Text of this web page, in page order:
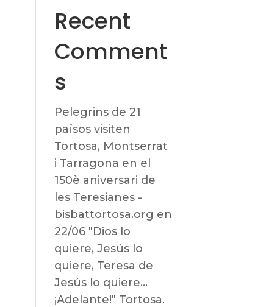
Recent
Comment
s
Pelegrins de 21
països visiten
Tortosa, Montserrat
i Tarragona en el
150è aniversari de
les Teresianes -
bisbattortosa.org en
22/06 "Dios lo
quiere, Jesús lo
quiere, Teresa de
Jesús lo quiere…
¡Adelante!" Tortosa.